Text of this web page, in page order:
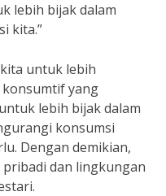
lebih bijak dalam
kita.”
untuk lebih
yang
lebih bijak dalam
konsumsi
Dengan demikian,
dan lingkungan